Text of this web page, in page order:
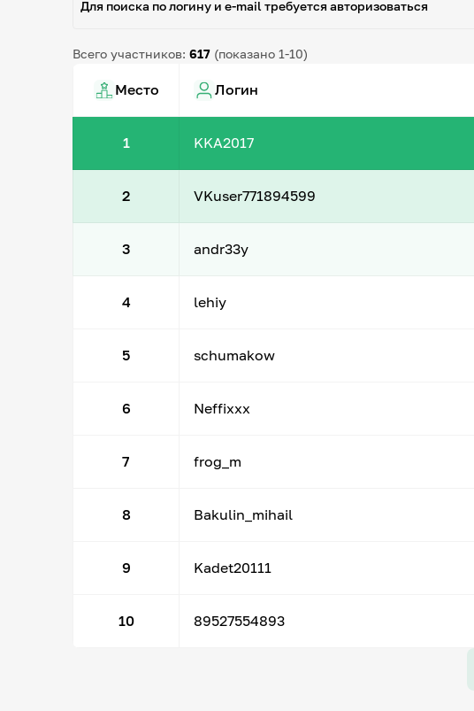
Для поиска по логину и e-mail требуется авторизоваться
Всего участников: 617 (показано 1-10)
Место Логин
1 KKA2017
2 VKuser771894599
3 andr33y
4 lehiy
5 schumakow
6 Neffixxx
7 frog_m
8 Bakulin_mihail
9 Kadet20111
10 89527554893